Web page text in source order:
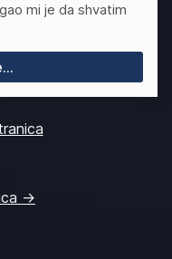
mi je da shvatim
→